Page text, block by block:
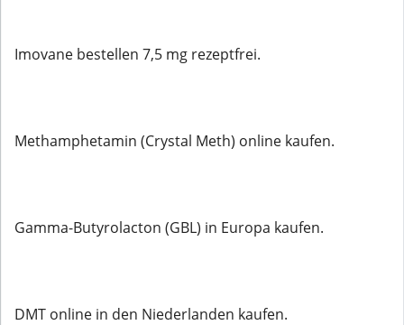
Imovane bestellen 7,5 mg rezeptfrei.
Methamphetamin (Crystal Meth) online kaufen.
Gamma-Butyrolacton (GBL) in Europa kaufen.
DMT online in den Niederlanden kaufen.